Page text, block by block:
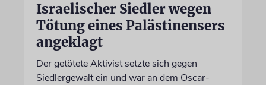
Israelischer Siedler wegen
Tötung eines Palästinensers
angeklagt
Der getötete Aktivist setzte sich gegen
Siedlergewalt ein und war an dem Oscar-